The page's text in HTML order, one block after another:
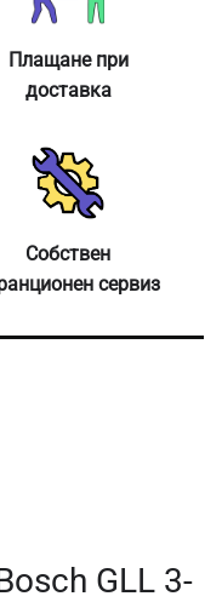
Плащане при
доставка
Собствен
сервиз
GLL 3-